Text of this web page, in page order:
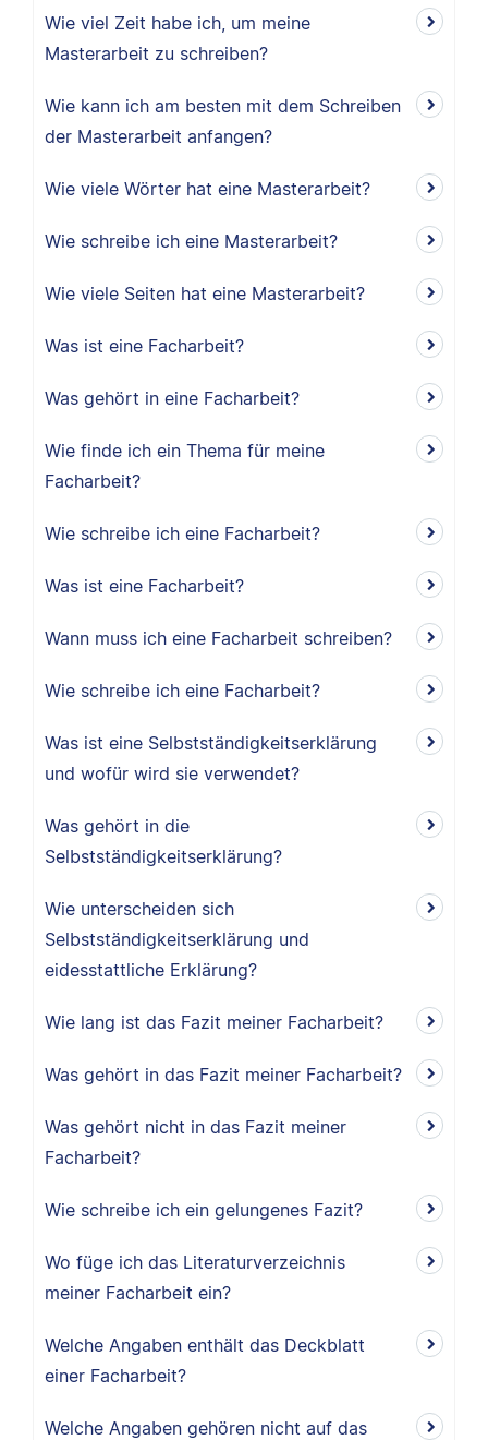
Wie viel Zeit habe ich, um meine
Masterarbeit zu schreiben?
Wie kann ich am besten mit dem Schreiben
der Masterarbeit anfangen?
Wie viele Wörter hat eine Masterarbeit?
Wie schreibe ich eine Masterarbeit?
Wie viele Seiten hat eine Masterarbeit?
Was ist eine Facharbeit?
Was gehört in eine Facharbeit?
Wie finde ich ein Thema für meine
Facharbeit?
Wie schreibe ich eine Facharbeit?
Was ist eine Facharbeit?
Wann muss ich eine Facharbeit schreiben?
Wie schreibe ich eine Facharbeit?
Was ist eine Selbstständigkeitserklärung
und wofür wird sie verwendet?
Was gehört in die
Selbstständigkeitserklärung?
Wie unterscheiden sich
Selbstständigkeitserklärung und
eidesstattliche Erklärung?
Wie lang ist das Fazit meiner Facharbeit?
Was gehört in das Fazit meiner Facharbeit?
Was gehört nicht in das Fazit meiner
Facharbeit?
Wie schreibe ich ein gelungenes Fazit?
Wo füge ich das Literaturverzeichnis
meiner Facharbeit ein?
Welche Angaben enthält das Deckblatt
einer Facharbeit?
Welche Angaben gehören nicht auf das